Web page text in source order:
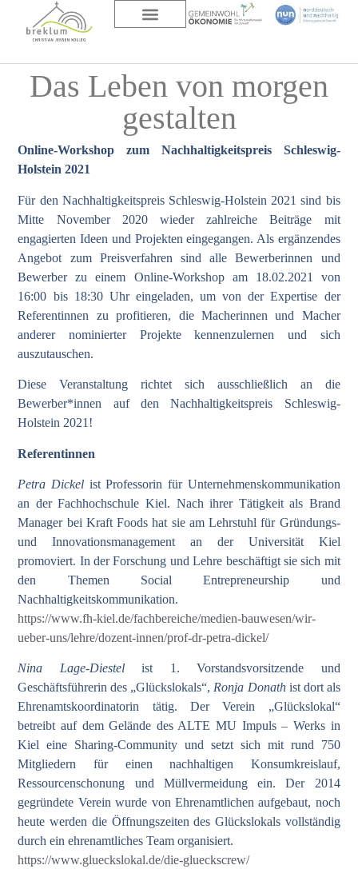
Das Leben von morgen
gestalten
Online-Workshop zum Nachhaltigkeitspreis Schleswig-
Holstein 2021
Für den Nachhaltigkeitspreis Schleswig-Holstein 2021 sind bis
Mitte November 2020 wieder zahlreiche Beiträge mit
engagierten Ideen und Projekten eingegangen. Als ergänzendes
Angebot zum Preisverfahren sind alle Bewerberinnen und
Bewerber zu einem Online-Workshop am 18.02.2021 von
16:00 bis 18:30 Uhr eingeladen, um von der Expertise der
Referentinnen zu profitieren, die Macherinnen und Macher
anderer nominierter Projekte kennenzulernen und sich
auszutauschen.
Diese Veranstaltung richtet sich ausschließlich an die
Bewerber*innen auf den Nachhaltigkeitspreis Schleswig-
Holstein 2021!
Referentinnen
Petra Dickel ist Professorin für Unternehmenskommunikation
an der Fachhochschule Kiel. Nach ihrer Tätigkeit als Brand
Manager bei Kraft Foods hat sie am Lehrstuhl für Gründungs-
und Innovationsmanagement an der Universität Kiel
promoviert. In der Forschung und Lehre beschäftigt sie sich mit
den Themen Social Entrepreneurship und
Nachhaltigkeitskommunikation.
https://www.fh-kiel.de/fachbereiche/medien-bauwesen/wir-
ueber-uns/lehre/dozent-innen/prof-dr-petra-dickel/
Nina Lage-Diestelist 1. Vorstandsvorsitzende und
Geschäftsführerin des „Glückslokals“,Ronja Donath ist dort als
Ehrenamtskoordinatorin tätig. Der Verein „Glückslokal“
betreibt auf dem Gelände des ALTE MU Impuls – Werks in
Kiel eine Sharing-Community und setzt sich mit rund 750
Mitgliedern für einen nachhaltigen Konsumkreislauf,
Ressourcenschonung und Müllvermeidung ein. Der 2014
gegründete Verein wurde von Ehrenamtlichen aufgebaut, noch
heute werden die Öffnungszeiten des Glückslokals vollständig
durch ein ehrenamtliches Team organisiert.
https://www.glueckslokal.de/die-glueckscrew/